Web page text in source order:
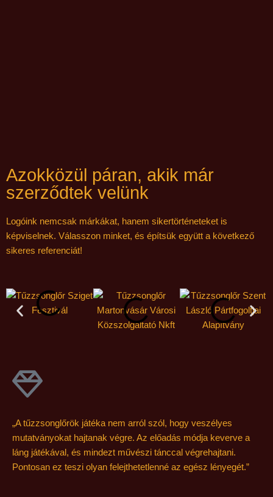
Azokközül páran, akik már
szerződtek velünk
Logóink nemcsak márkákat, hanem sikertörténeteket is
képviselnek. Válasszon minket, és építsük együtt a következő
sikeres referenciát!
„A tűzzsonglőrök játéka nem arról szól, hogy veszélyes
mutatványokat hajtanak végre. Az előadás módja keverve a
láng játékával, és mindezt művészi tánccal végrehajtani.
Pontosan ez teszi olyan felejthetetlenné az egész lényegét.”